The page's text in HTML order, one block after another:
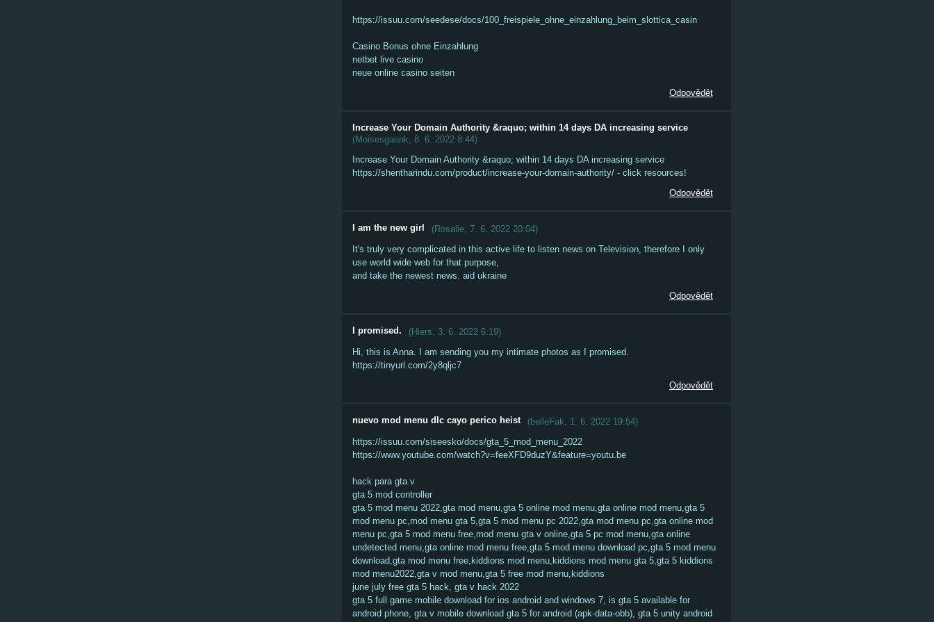
https://issuu.com/seedese/docs/100_freispiele_ohne_einzahlung_beim_slottica_casin
Casino Bonus ohne Einzahlung
netbet live casino
neue online casino seiten
Odpovědět
Increase Your Domain Authority &raquo; within 14 days DA increasing service
(Moisesgaunk, 8. 6. 2022 8:44)
Increase Your Domain Authority &raquo; within 14 days DA increasing service
https://shentharindu.com/product/increase-your-domain-authority/ - click resources!
Odpovědět
I am the new girl (Rosalie, 7. 6. 2022 20:04)
It's truly very complicated in this active life to listen news on Television, therefore I only
use world wide web for that purpose,
and take the newest news. aid ukraine
Odpovědět
I promised. (Hiers, 3. 6. 2022 6:19)
Hi, this is Anna. I am sending you my intimate photos as I promised.
https://tinyurl.com/2y8qljc7
Odpovědět
nuevo mod menu dlc cayo perico heist (belleFak, 1. 6. 2022 19:54)
https://issuu.com/siseesko/docs/gta_5_mod_menu_2022
https://www.youtube.com/watch?v=feeXFD9duzY&feature=youtu.be
hack para gta v
gta 5 mod controller
gta 5 mod menu 2022,gta mod menu,gta 5 online mod menu,gta online mod menu,gta 5
mod menu pc,mod menu gta 5,gta 5 mod menu pc 2022,gta mod menu pc,gta online mod
menu pc,gta 5 mod menu free,mod menu gta v online,gta 5 pc mod menu,gta online
undetected menu,gta online mod menu free,gta 5 mod menu download pc,gta 5 mod menu
download,gta mod menu free,kiddions mod menu,kiddions mod menu gta 5,gta 5 kiddions
mod menu2022,gta v mod menu,gta 5 free mod menu,kiddions
june july free gta 5 hack, gta v hack 2022
gta 5 full game mobile download for ios android and windows 7, is gta 5 available for
android phone, gta v mobile download gta 5 for android (apk-data-obb), gta 5 unity android